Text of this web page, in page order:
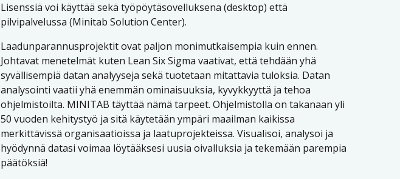
Lisenssiä voi käyttää sekä työpöytäsovelluksena (desktop) että
pilvipalvelussa (Minitab Solution Center).
Laadunparannusprojektit ovat paljon monimutkaisempia kuin ennen.
Johtavat menetelmät kuten Lean Six Sigma vaativat, että tehdään yhä
syvällisempiä datan analyyseja sekä tuotetaan mitattavia tuloksia. Datan
analysointi vaatii yhä enemmän ominaisuuksia, kyvykkyyttä ja tehoa
ohjelmistoilta. MINITAB täyttää nämä tarpeet. Ohjelmistolla on takanaan yli
50 vuoden kehitystyö ja sitä käytetään ympäri maailman kaikissa
merkittävissä organisaatioissa ja laatuprojekteissa. Visualisoi, analysoi ja
hyödynnä datasi voimaa löytääksesi uusia oivalluksia ja tekemään parempia
päätöksiä!